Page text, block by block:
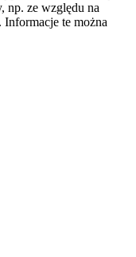
np. ze względu na
te można